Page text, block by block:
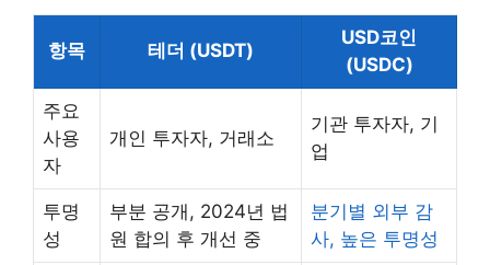
항목 테더 (USDT)
USD코인
(USDC)
주요
사용
자
개인 투자자, 거래소
기관 투자자, 기
업
투명
성
부분 공개, 2024년 법
원 합의 후 개선 중
분기별 외부 감
사, 높은 투명성